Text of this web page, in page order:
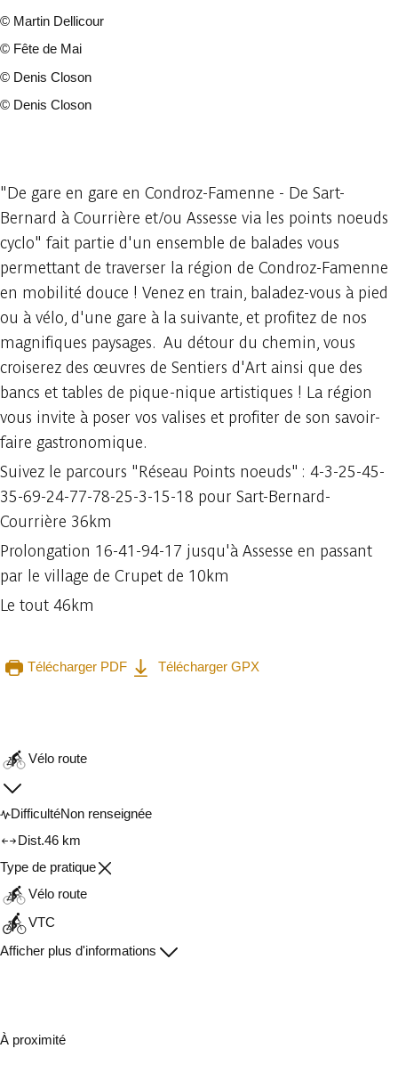
© Martin Dellicour
© Fête de Mai
© Denis Closon
© Denis Closon
"De gare en gare en Condroz-Famenne - De Sart-
Bernard à Courrière et/ou Assesse via les points noeuds
cyclo" fait partie d'un ensemble de balades vous
permettant de traverser la région de Condroz-Famenne
en mobilité douce ! Venez en train, baladez-vous à pied
ou à vélo, d'une gare à la suivante, et profitez de nos
magnifiques paysages. Au détour du chemin, vous
croiserez des œuvres de Sentiers d'Art ainsi que des
bancs et tables de pique-nique artistiques ! La région
vous invite à poser vos valises et profiter de son savoir-
faire gastronomique.
Suivez le parcours "Réseau Points noeuds" : 4-3-25-45-
35-69-24-77-78-25-3-15-18 pour Sart-Bernard-
Courrière 36km
Prolongation 16-41-94-17 jusqu'à Assesse en passant
par le village de Crupet de 10km
Le tout 46km
Télécharger PDF
Télécharger GPX
Vélo route
DifficultéNon renseignée
Dist.46 km
Type de pratique
Vélo route
VTC
Afficher plus d'informations
À proximité